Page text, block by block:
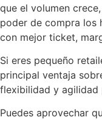
que el volumen
poder de compra los
con mejor ticket,
Si eres pequeño
principal ventaja
flexibilidad y agilidad
Puedes aprovechar